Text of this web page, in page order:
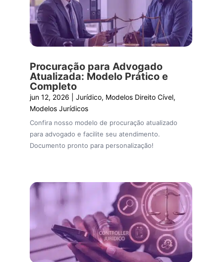
Procuração para Advogado
Atualizada: Modelo Prático e
Completo
jun 12, 2026 Jurídico, Modelos Direito Cível,
Modelos Jurídicos
Confira nosso modelo de procuração atualizado
para advogado e facilite seu atendimento.
Documento pronto para personalização!